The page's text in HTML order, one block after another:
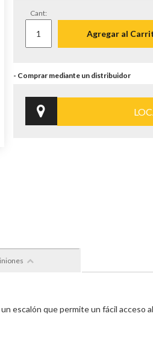
Cant:
Agregar al
que permite un fácil acceso